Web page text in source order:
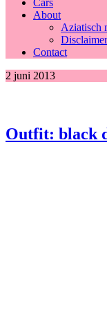
About
Aziatisch
Disclaimer
Contact
2 juni 2013
Outfit: black